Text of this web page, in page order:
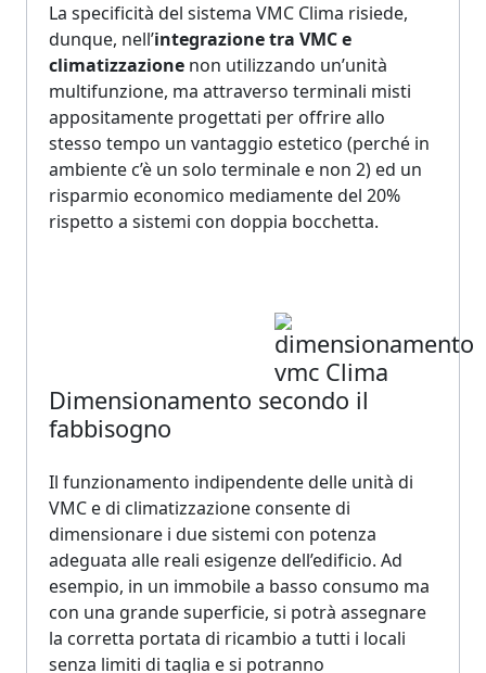
La specificità del sistema VMC Clima risiede,
dunque, nell’integrazione tra VMC e
climatizzazione non utilizzando un’unità
multifunzione, ma attraverso terminali misti
appositamente progettati per offrire allo
stesso tempo un vantaggio estetico (perché in
ambiente c’è un solo terminale e non 2) ed un
risparmio economico mediamente del 20%
rispetto a sistemi con doppia bocchetta.
Dimensionamento secondo il
fabbisogno
Il funzionamento indipendente delle unità di
VMC e di climatizzazione consente di
dimensionare i due sistemi con potenza
adeguata alle reali esigenze dell’edificio. Ad
esempio, in un immobile a basso consumo ma
con una grande superficie, si potrà assegnare
la corretta portata di ricambio a tutti i locali
senza limiti di taglia e si potranno